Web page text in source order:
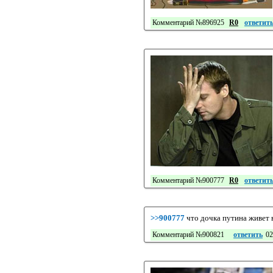
Комментарий №896925 R0 ответить
Комментарий №900777 R0 ответить
>>900777 что дочка путина живет
Комментарий №900821 ответить